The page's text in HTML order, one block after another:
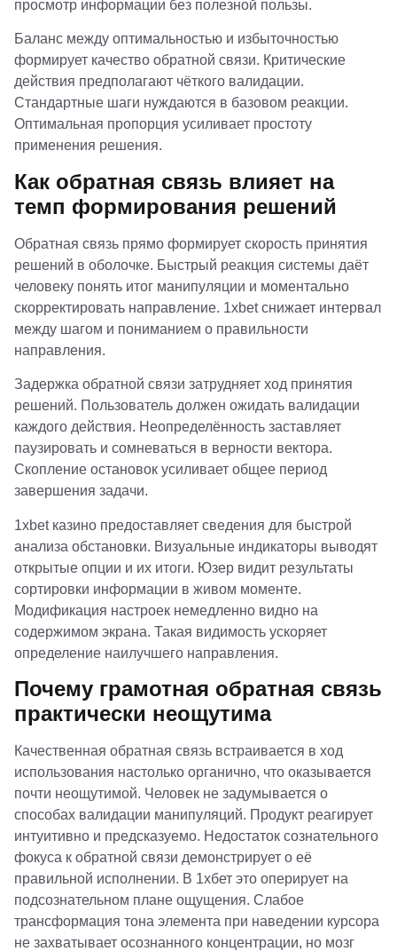
просмотр информации без полезной пользы.
Баланс между оптимальностью и избыточностью
формирует качество обратной связи. Критические
действия предполагают чёткого валидации.
Стандартные шаги нуждаются в базовом реакции.
Оптимальная пропорция усиливает простоту
применения решения.
Как обратная связь влияет на
темп формирования решений
Обратная связь прямо формирует скорость принятия
решений в оболочке. Быстрый реакция системы даёт
человеку понять итог манипуляции и моментально
скорректировать направление. 1xbet снижает интервал
между шагом и пониманием о правильности
направления.
Задержка обратной связи затрудняет ход принятия
решений. Пользователь должен ожидать валидации
каждого действия. Неопределённость заставляет
паузировать и сомневаться в верности вектора.
Скопление остановок усиливает общее период
завершения задачи.
1xbet казино предоставляет сведения для быстрой
анализа обстановки. Визуальные индикаторы выводят
открытые опции и их итоги. Юзер видит результаты
сортировки информации в живом моменте.
Модификация настроек немедленно видно на
содержимом экрана. Такая видимость ускоряет
определение наилучшего направления.
Почему грамотная обратная связь
практически неощутима
Качественная обратная связь встраивается в ход
использования настолько органично, что оказывается
почти неощутимой. Человек не задумывается о
способах валидации манипуляций. Продукт реагирует
интуитивно и предсказуемо. Недостаток сознательного
фокуса к обратной связи демонстрирует о её
правильной исполнении. В 1хбет это оперирует на
подсознательном плане ощущения. Слабое
трансформация тона элемента при наведении курсора
не захватывает осознанного концентрации, но мозг